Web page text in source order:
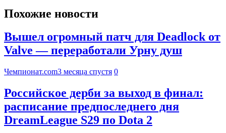
Похожие новости
Вышел огромный патч для Deadlock от
Valve — переработали Урну душ
Чемпионат.com3 месяца спустя 0
Российское дерби за выход в финал:
расписание предпоследнего дня
DreamLeague S29 по Dota 2